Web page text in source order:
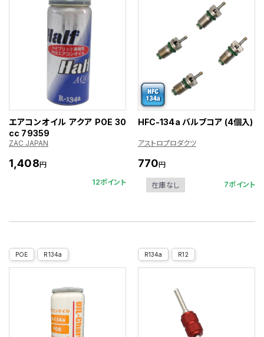
エアコンオイル アクア POE 30
cc 79359
ZAC JAPAN
1,408円
12ポイント
HFC-134a バルブコア (4個入)
アストロプロダクツ
770円
在庫なし 7ポイント
POE R134a R134a R12